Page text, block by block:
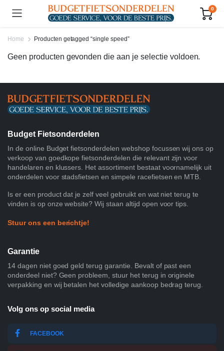
0
Home Producten getagged “single speed”
Geen producten gevonden die aan je selectie voldoen.
Budget Fietsonderdelen
In de online Budget fietsonderdelen webshop focussen wij ons op
verkoop van goedkope fietsonderdelen die relevant zijn voor
handelaren en klussers. Het assortiment bestaat voornamelijk uit
onderdelen voor stadsfietsen en simpele racefietsen en MTB.
Is er een product dat je zelf veel gebruikt en wat niet terug te
vinden is op onze website? Wij staan altijd open voor tips.
Stuur ons een berichtje!
Garantie
14 dagen niet goed geld terug garantie. Bevalt of past een
onderdeel niet? Geen probleem, stuur het terug in originele
verpakking en wij betalen het volledige aankoop bedrag terug.
Volg ons op social media
FACEBOOK